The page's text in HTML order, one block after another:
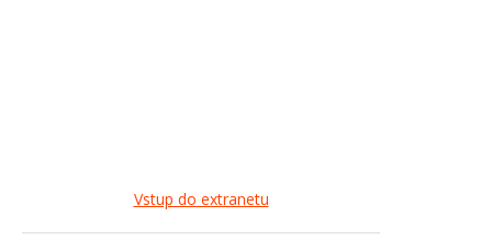
Vstup do extranetu